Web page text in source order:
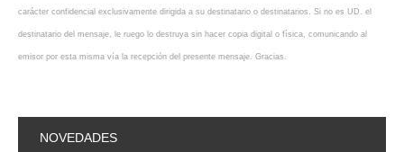
carácter confidencial exclusivamente dirigida a su destinatario o destinatarios. Si no es UD. el
destinatario del mensaje, le ruego lo destruya sin hacer copia digital o física, comunicando al
emisor por esta misma vía la recepción del presente mensaje. Gracias.
NOVEDADES